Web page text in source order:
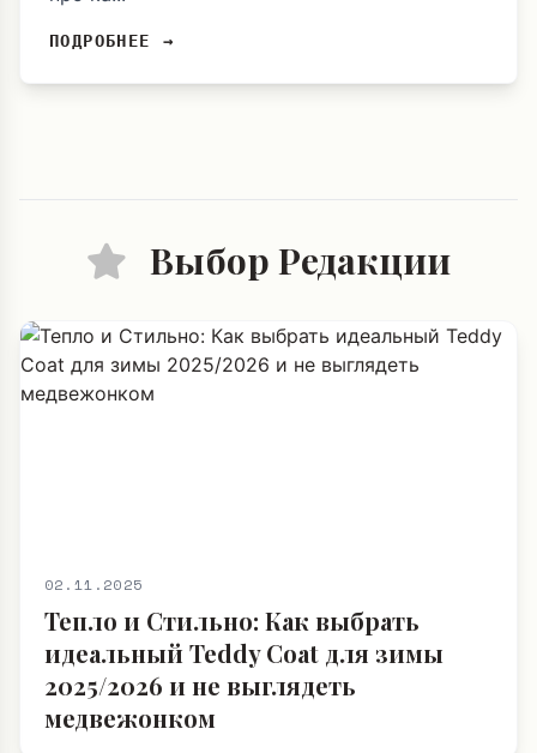
ПОДРОБНЕЕ →
Выбор Редакции
02.11.2025
Тепло и Стильно: Как выбрать
идеальный Teddy Coat для зимы
2025/2026 и не выглядеть
медвежонком